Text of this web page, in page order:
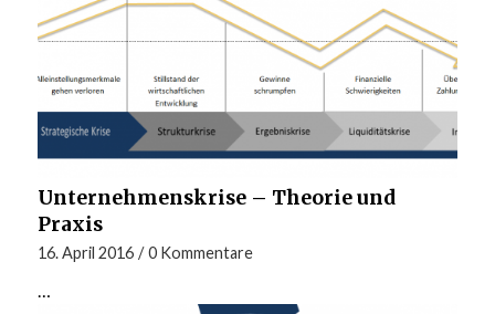
Unternehmenskrise – Theorie und
Praxis
16. April 2016 / 0 Kommentare